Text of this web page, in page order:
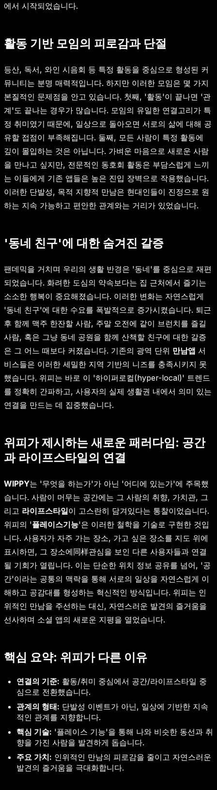
에서 시작되었습니다.
활동 기반 모임의 피로감과 단절
등산, 독서, 와인 시음회 등 특정 활동을 중심으로 형성된 커
뮤니티는 분명 매력적입니다. 하지만 이러한 모임은 몇 가지
본질적인 문제점을 안고 있습니다. 첫째, '활동'이 끝나면 '관
계'도 끝나는 경우가 많습니다. 모임의 유일한 연결고리가 특
정 취미였기 때문에, 일상으로 돌아오면 서로의 삶에 대해 공
유할 접점이 부족해집니다. 둘째, 모든 사람이 특정 활동에
깊이 몰입하는 것은 아닙니다. 가벼운 마음으로 새로운 사람
을 만나고 싶지만, 전문적인 동호회 활동은 부담스럽게 느끼
는 이들에게 기존 앱들은 높은 진입 장벽으로 작용했습니다.
이러한 단발성, 목적 지향적 만남은 현대인들이 진정으로 원
하는 지속 가능하고 편안한 관계와는 거리가 있었습니다.
'동네 친구'에 대한 숨겨진 갈증
팬데믹을 거치며 우리의 생활 반경은 '동네'를 중심으로 재편
되었습니다. 화려한 도심의 약속보다는 집 근처에서 즐기는
소소한 행복이 중요해졌습니다. 이러한 변화는 자연스럽게
'동네 친구'에 대한 수요를 폭발적으로 증가시켰습니다. 퇴근
후 함께 맥주 한잔할 사람, 주말 오전에 같이 브런치를 즐길
사람, 혹은 그냥 동네 공원을 함께 산책할 친구에 대한 갈증
은 그 어느 때보다 커졌습니다. 기존의 광역 단위 만남앱 서
비스들은 이러한 세밀한 지역 기반의 니즈를 충족시키지 못
했습니다. 위피는 바로 이 '하이퍼로컬(hyper-local)' 트렌드
를 정확히 간파하고, 사용자의 실제 생활권 내에서 의미 있는
연결을 만드는 데 집중했습니다.
위피가 제시하는 새로운 패러다임: 공간
과 라이프스타일의 연결
WIPPY는 '무엇을 하는가'가 아닌 '어디에 있는가'에 주목했
습니다. 사람이 머무는 공간에는 그 사람의 취향, 가치관, 그
리고 라이프스타일이 고스란히 담겨있다는 통찰이었습니다.
위피의 '플레이스기능'은 이러한 철학을 기술로 구현한 것입
니다. 사용자가 자주 가는 장소, 가고 싶은 장소를 지도 위에
표시하면, 그 장소에同样관심을 보인 다른 사용자들과 연결
될 기회가 열립니다. 이는 단순한 위치 정보 공유를 넘어, '공
간'이라는 공통의 맥락을 통해 서로의 일상을 자연스럽게 이
해하고 공감대를 형성하는 혁신적인 방식입니다. 위피는 인
위적인 만남을 주선하는 대신, 자연스러운 발견의 즐거움을
선사하며 소셜 앱의 새로운 지평을 열었습니다.
핵심 요약: 위피가 다른 이유
연결의 기준: 활동/취미 중심에서 공간/라이프스타일 중
심으로 전환했습니다.
관계의 형태: 단발성 이벤트가 아닌, 일상에 기반한 지속
적인 관계를 지향합니다.
핵심 기술: '플레이스 기능'을 통해 나와 비슷한 동선과 취
향을 가진 사람을 발견하게 돕습니다.
주요 가치: 인위적인 만남의 피로감을 줄이고 자연스러운
발견의 즐거움을 극대화합니다.